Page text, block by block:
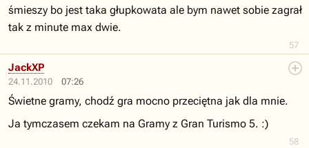
57
śmieszy bo jest taka głupkowata ale bym nawet sobie zagrał
tak z minute max dwie.
24.11.2010 07:26
58
JackXP
Świetne gramy, chodź gra mocno przeciętna jak dla mnie.
Ja tymczasem czekam na Gramy z Gran Turismo 5. :)